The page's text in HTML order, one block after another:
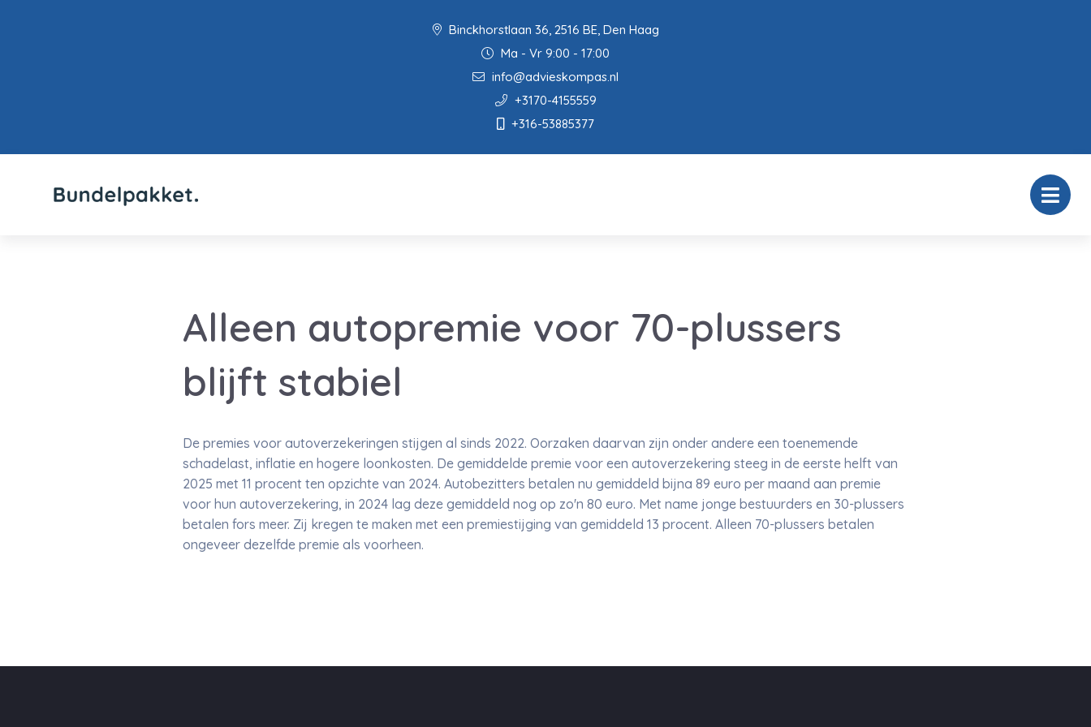
Binckhorstlaan 36, 2516 BE, Den Haag
Ma - Vr 9:00 - 17:00
info@advieskompas.nl
+3170-4155559
+316-53885377
Alleen autopremie voor 70-plussers
blijft stabiel
De premies voor autoverzekeringen stijgen al sinds 2022. Oorzaken daarvan zijn onder andere een toenemende
schadelast, inflatie en hogere loonkosten. De gemiddelde premie voor een autoverzekering steeg in de eerste helft van
2025 met 11 procent ten opzichte van 2024. Autobezitters betalen nu gemiddeld bijna 89 euro per maand aan premie
voor hun autoverzekering, in 2024 lag deze gemiddeld nog op zo'n 80 euro. Met name jonge bestuurders en 30-plussers
betalen fors meer. Zij kregen te maken met een premiestijging van gemiddeld 13 procent. Alleen 70-plussers betalen
ongeveer dezelfde premie als voorheen.